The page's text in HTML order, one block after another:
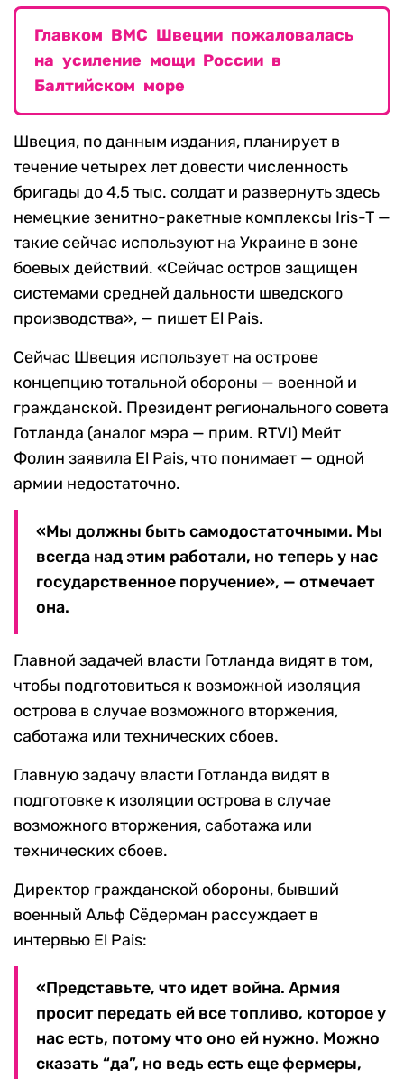
Главком ВМС Швеции пожаловалась
на усиление мощи России в
Балтийском море
Швеция, по данным издания, планирует в
течение четырех лет довести численность
бригады до 4,5 тыс. солдат и развернуть здесь
немецкие зенитно-ракетные комплексы Iris-T —
такие сейчас используют на Украине в зоне
боевых действий. «Сейчас остров защищен
системами средней дальности шведского
производства», — пишет El Pais.
Сейчас Швеция использует на острове
концепцию тотальной обороны — военной и
гражданской. Президент регионального совета
Готланда (аналог мэра — прим. RTVI) Мейт
Фолин заявила El Pais, что понимает — одной
армии недостаточно.
«Мы должны быть самодостаточными. Мы
всегда над этим работали, но теперь у нас
государственное поручение», — отмечает
она.
Главной задачей власти Готланда видят в том,
чтобы подготовиться к возможной изоляция
острова в случае возможного вторжения,
саботажа или технических сбоев.
Главную задачу власти Готланда видят в
подготовке к изоляции острова в случае
возможного вторжения, саботажа или
технических сбоев.
Директор гражданской обороны, бывший
военный Альф Сёдерман рассуждает в
интервью El Pais:
«Представьте, что идет война. Армия
просит передать ей все топливо, которое у
нас есть, потому что оно ей нужно. Можно
сказать “да”, но ведь есть еще фермеры,